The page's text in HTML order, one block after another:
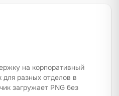
на корпоративный
для разных отделов в
загружает PNG без